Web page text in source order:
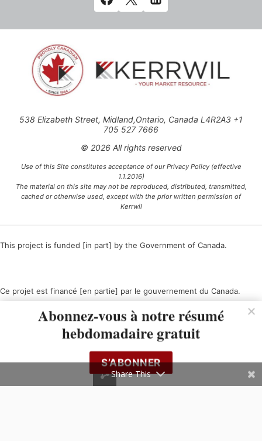
538 Elizabeth Street, Midland,Ontario, Canada L4R2A3 +1
705 527 7666
© 2026 All rights reserved
Use of this Site constitutes acceptance of our Privacy Policy (effective
1.1.2016)
The material on this site may not be reproduced, distributed, transmitted,
cached or otherwise used, except with the prior written permission of
Kerrwil
This project is funded [in part] by the Government of Canada.
Ce projet est financé [en partie] par le gouvernement du Canada.
Abonnez-vous à notre résumé
hebdomadaire gratuit
S’ABONNER
Share This